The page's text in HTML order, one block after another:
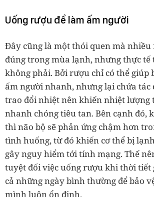
Uống rượu để làm ấm người
Đây cũng là một thói quen mà nhiều
đúng trong mùa lạnh, nhưng thực
không phải. Bởi rượu chỉ có thể giúp
ấm người nhanh, nhưng lại chứa
trao đổi nhiệt nên khiến nhiệt lượng
nhanh chóng tiêu tan. Bên cạnh đó,
thì não bộ sẽ phản ứng chậm hơn
tình huống, từ đó khiến cơ thể bị
gây nguy hiểm tới tính mạng. Thế
tuyệt đối việc uống rượu khi thời tiết
cả những ngày bình thường để bảo
mình luôn ổn định.